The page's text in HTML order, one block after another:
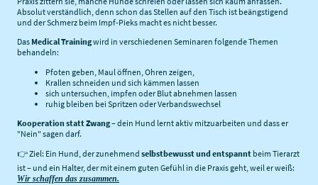
Absolut verständlich, denn schon das Stellen auf den Tisch ist beängstigend
und der Schmerz beim Impf-Pieks macht es nicht besser.
Das Medical Trainingwird in verschiedenen Seminaren folgende Themen
behandeln:
Pfoten geben, Maul öffnen, Ohren zeigen,
Krallen schneiden und sich kämmen lassen
sich untersuchen, impfen oder Blut abnehmen lassen
ruhig bleiben bei Spritzen oder Verbandswechsel
Kooperation statt Zwang– dein Hund lernt aktiv mitzuarbeiten und dass er
"Nein" sagen darf.
👉 Ziel: Ein Hund, der zunehmend selbstbewusst und entspannt beim Tierarzt
ist – und ein Halter, der mit einem guten Gefühl in die Praxis geht, weil er weiß:
Wir schaffen das zusammen.